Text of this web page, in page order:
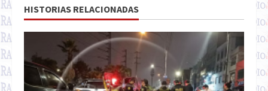
HISTORIAS RELACIONADAS